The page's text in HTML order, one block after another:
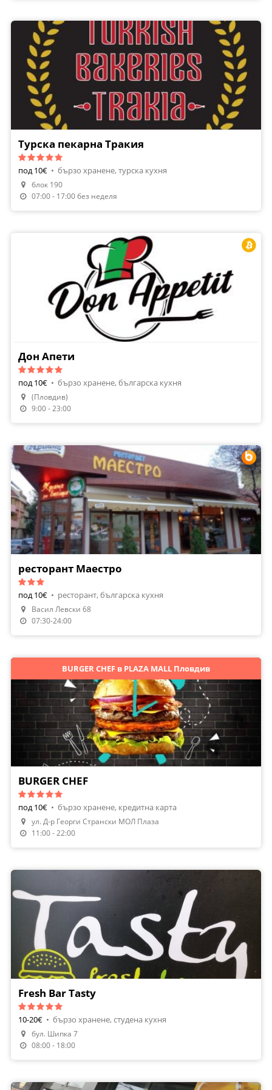
Турска пекарна Тракия
под 10€ • бързо хранене, турска кухня
блок 190
07:00 - 17:00 без неделя
Дон Апети
под 10€ • бързо хранене, българска кухня
(Пловдив)
9:00 - 23:00
Направи Резервация
ресторант Маестро
под 10€ • ресторант, българска кухня
Васил Левски 68
07:30-24:00
Поръчай Храна
BURGER CHEF в PLAZA MALL Пловдив
BURGER CHEF
под 10€ • бързо хранене, кредитна карта
ул. Д-р Георги Странски МОЛ Плаза
11:00 - 22:00
Fresh Bar Tasty
10-20€ • бързо хранене, студена кухня
бул. Шипка 7
08:00 - 18:00